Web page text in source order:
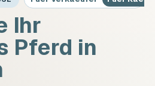
Ihr
Pferd in